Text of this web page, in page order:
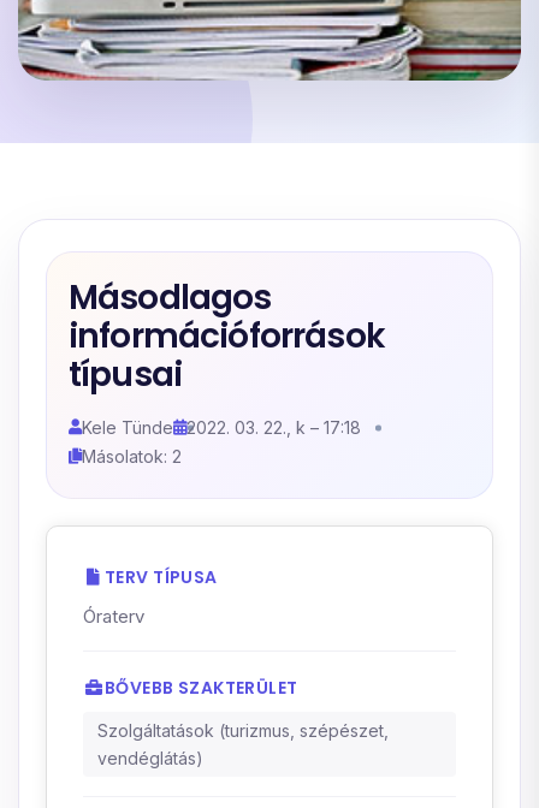
Másodlagos
információforrások
típusai
Kele Tünde
2022. 03. 22., k – 17:18
Másolatok: 2
TERV TÍPUSA
Óraterv
BŐVEBB SZAKTERÜLET
Szolgáltatások (turizmus, szépészet,
vendéglátás)